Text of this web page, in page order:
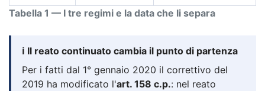
Tabella 1 — I tre regimi e la data che li separa
ℹ️ Il reato continuato cambia il punto di partenza
Per i fatti dal 1° gennaio 2020 il correttivo del
2019 ha modificato l'art. 158 c.p.: nel reato